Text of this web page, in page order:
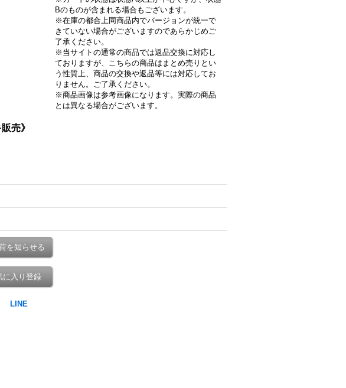
Bのものが含まれる場合もございます。
※在庫の都合上同商品内でバージョンが統一で
きていない場合がございますのであらかじめご
了承ください。
※当サイトの通常の商品では返品交換に対応し
ておりますが、こちらの商品はまとめ売りとい
う性質上、商品の交換や返品等には対応してお
りません。ご了承ください。
※商品画像は参考画像になります。実際の商品
とは異なる場合がございます。
売》
を知らせる
に入り登録